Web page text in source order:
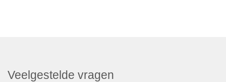
Veelgestelde vragen